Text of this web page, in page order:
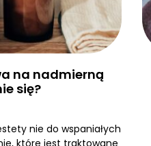
na nadmierną
się?
nie do wspaniałych